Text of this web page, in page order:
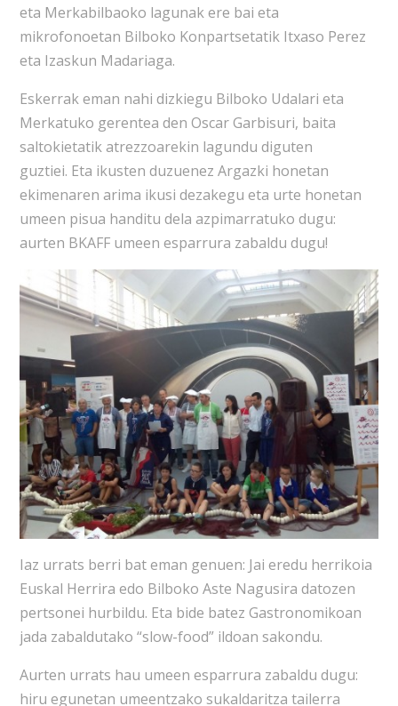
eta Merkabilbaoko lagunak ere bai eta
mikrofonoetan Bilboko Konpartsetatik Itxaso Perez
eta Izaskun Madariaga.
Eskerrak eman nahi dizkiegu Bilboko Udalari eta
Merkatuko gerentea den Oscar Garbisuri, baita
saltokietatik atrezzoarekin lagundu diguten
guztiei. Eta ikusten duzuenez Argazki honetan
ekimenaren arima ikusi dezakegu eta urte honetan
umeen pisua handitu dela azpimarratuko dugu:
aurten BKAFF umeen esparrura zabaldu dugu!
Iaz urrats berri bat eman genuen: Jai eredu herrikoia
Euskal Herrira edo Bilboko Aste Nagusira datozen
pertsonei hurbildu. Eta bide batez Gastronomikoan
jada zabaldutako “slow-food” ildoan sakondu.
Aurten urrats hau umeen esparrura zabaldu dugu:
hiru egunetan umeentzako sukaldaritza tailerra